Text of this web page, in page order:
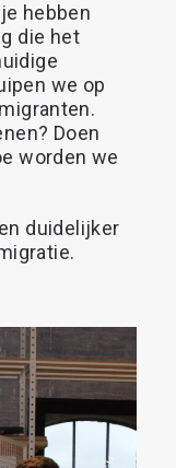
hebben
die het
we op
migranten.
Doen
worden we
duidelijker